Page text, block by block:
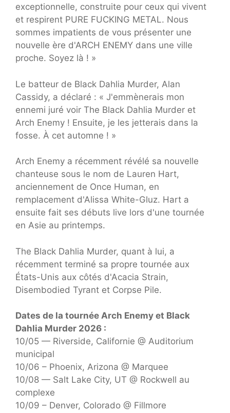
exceptionnelle, construite pour ceux qui vivent
et respirent PURE FUCKING METAL. Nous
sommes impatients de vous présenter une
nouvelle ère d'ARCH ENEMY dans une ville
proche. Soyez là ! »
Le batteur de Black Dahlia Murder, Alan
Cassidy, a déclaré : « J'emmènerais mon
ennemi juré voir The Black Dahlia Murder et
Arch Enemy ! Ensuite, je les jetterais dans la
fosse. À cet automne ! »
Arch Enemy a récemment révélé sa nouvelle
chanteuse sous le nom de Lauren Hart,
anciennement de Once Human, en
remplacement d'Alissa White-Gluz. Hart a
ensuite fait ses débuts live lors d'une tournée
en Asie au printemps.
The Black Dahlia Murder, quant à lui, a
récemment terminé sa propre tournée aux
États-Unis aux côtés d'Acacia Strain,
Disembodied Tyrant et Corpse Pile.
Dates de la tournée Arch Enemy et Black
Dahlia Murder 2026 :
10/05 — Riverside, Californie @ Auditorium
municipal
10/06 – Phoenix, Arizona @ Marquee
10/08 — Salt Lake City, UT @ Rockwell au
complexe
10/09 – Denver, Colorado @ Fillmore